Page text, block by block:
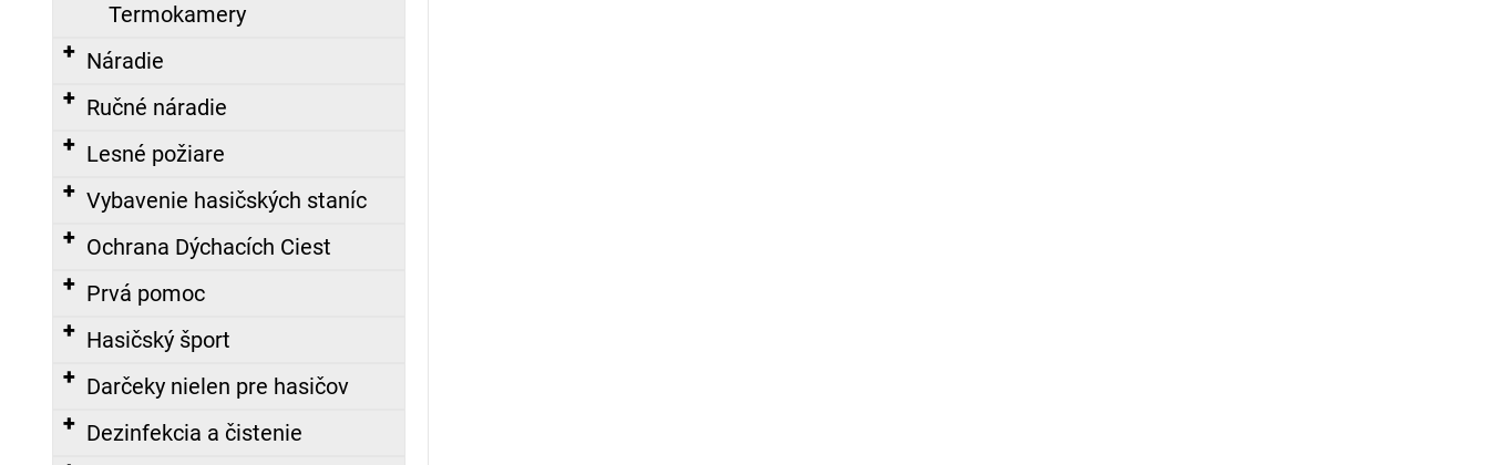
Termokamery
Náradie
Ručné náradie
Lesné požiare
Vybavenie hasičských staníc
Ochrana Dýchacích Ciest
Prvá pomoc
Hasičský šport
Darčeky nielen pre hasičov
Dezinfekcia a čistenie